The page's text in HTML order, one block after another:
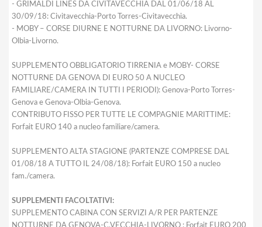
- GRIMALDI LINES DA CIVITAVECCHIA DAL 01/06/18 AL
30/09/18: Civitavecchia-Porto Torres-Civitavecchia.
- MOBY – CORSE DIURNE E NOTTURNE DA LIVORNO: Livorno-
Olbia-Livorno.
SUPPLEMENTO OBBLIGATORIO TIRRENIA e MOBY- CORSE
NOTTURNE DA GENOVA DI EURO 50 A NUCLEO
FAMILIARE/CAMERA IN TUTTI I PERIODI): Genova-Porto Torres-
Genova e Genova-Olbia-Genova.
CONTRIBUTO FISSO PER TUTTE LE COMPAGNIE MARITTIME:
Forfait EURO 140 a nucleo familiare/camera.
SUPPLEMENTO ALTA STAGIONE (PARTENZE COMPRESE DAL
01/08/18 A TUTTO IL 24/08/18): Forfait EURO 150 a nucleo
fam./camera.
SUPPLEMENTI FACOLTATIVI:
SUPPLEMENTO CABINA CON SERVIZI A/R PER PARTENZE